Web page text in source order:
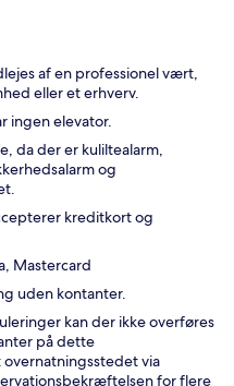
af en professionel vært,
eller et erhverv.
ingen elevator.
da der er kuliltealarm,
og
kreditkort og
Mastercard
uden kontanter.
kan der ikke overføres
på dette
via
for flere